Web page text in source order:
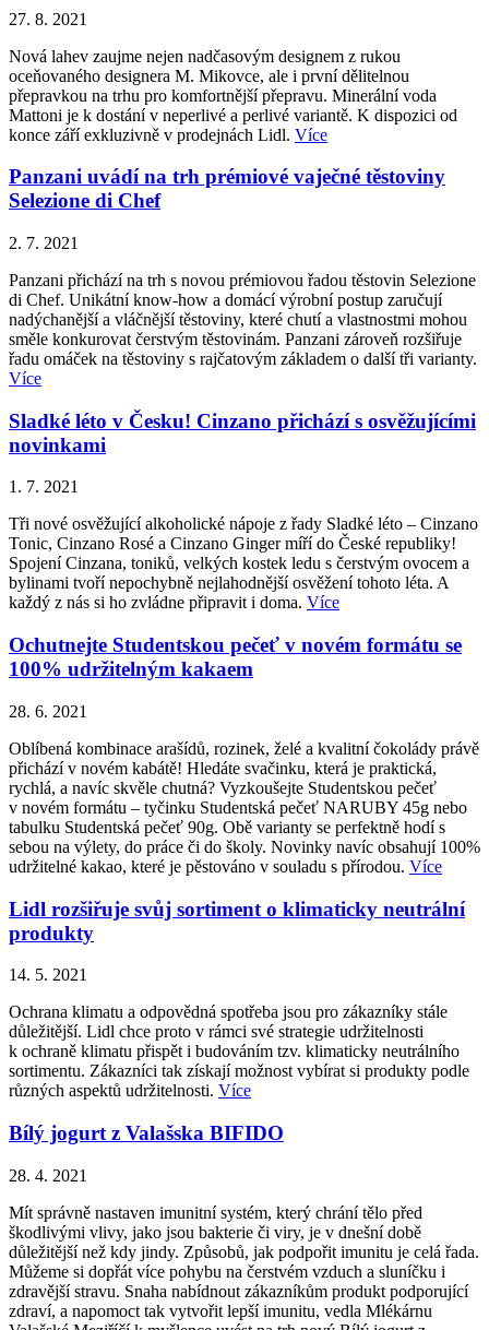
27. 8. 2021
Nová lahev zaujme nejen nadčasovým designem z rukou
oceňovaného designera M. Mikovce, ale i první dělitelnou
přepravkou na trhu pro komfortnější přepravu. Minerální voda
Mattoni je k dostání v neperlivé a perlivé variantě. K dispozici od
konce září exkluzivně v prodejnách Lidl. Více
Panzani uvádí na trh prémiové vaječné těstoviny
Selezione di Chef
2. 7. 2021
Panzani přichází na trh s novou prémiovou řadou těstovin Selezione
di Chef. Unikátní know-how a domácí výrobní postup zaručují
nadýchanější a vláčnější těstoviny, které chutí a vlastnostmi mohou
směle konkurovat čerstvým těstovinám. Panzani zároveň rozšiřuje
řadu omáček na těstoviny s rajčatovým základem o další tři varianty.
Více
Sladké léto v Česku! Cinzano přichází s osvěžujícími
novinkami
1. 7. 2021
Tři nové osvěžující alkoholické nápoje z řady Sladké léto – Cinzano
Tonic, Cinzano Rosé a Cinzano Ginger míří do České republiky!
Spojení Cinzana, toniků, velkých kostek ledu s čerstvým ovocem a
bylinami tvoří nepochybně nejlahodnější osvěžení tohoto léta. A
každý z nás si ho zvládne připravit i doma. Více
Ochutnejte Studentskou pečeť v novém formátu se
100% udržitelným kakaem
28. 6. 2021
Oblíbená kombinace arašídů, rozinek, želé a kvalitní čokolády právě
přichází v novém kabátě! Hledáte svačinku, která je praktická,
rychlá, a navíc skvěle chutná? Vyzkoušejte Studentskou pečeť
v novém formátu – tyčinku Studentská pečeť NARUBY 45g nebo
tabulku Studentská pečeť 90g. Obě varianty se perfektně hodí s
sebou na výlety, do práce či do školy. Novinky navíc obsahují 100%
udržitelné kakao, které je pěstováno v souladu s přírodou. Více
Lidl rozšiřuje svůj sortiment o klimaticky neutrální
produkty
14. 5. 2021
Ochrana klimatu a odpovědná spotřeba jsou pro zákazníky stále
důležitější. Lidl chce proto v rámci své strategie udržitelnosti
k ochraně klimatu přispět i budováním tzv. klimaticky neutrálního
sortimentu. Zákazníci tak získají možnost vybírat si produkty podle
různých aspektů udržitelnosti. Více
Bílý jogurt z Valašska BIFIDO
28. 4. 2021
Mít správně nastaven imunitní systém, který chrání tělo před
škodlivými vlivy, jako jsou bakterie či viry, je v dnešní době
důležitější než kdy jindy. Způsobů, jak podpořit imunitu je celá řada.
Můžeme si dopřát více pohybu na čerstvém vzduch a sluníčku i
zdravější stravu. Snaha nabídnout zákazníkům produkt podporující
zdraví, a napomoct tak vytvořit lepší imunitu, vedla Mlékárnu